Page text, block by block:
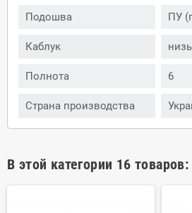
Подошва ПУ
Каблук
Полнота 6
Страна производства
В этой категории 16 товаров: